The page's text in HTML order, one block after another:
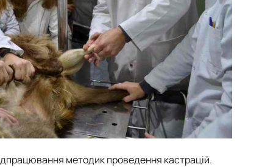
методик проведення кастрацій.